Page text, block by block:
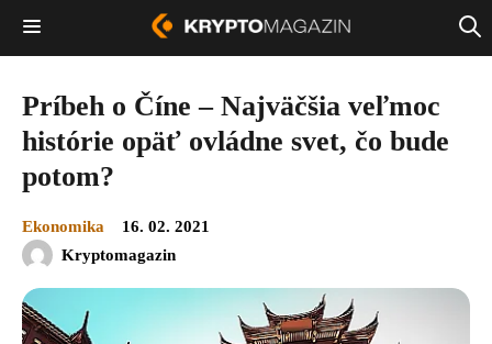
Príbeh o Číne – Najväčšia veľmoc
histórie opäť ovládne svet, čo bude
potom?
Ekonomika
16. 02. 2021
Kryptomagazin